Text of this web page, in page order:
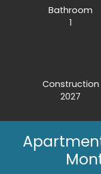
Bathroom
1
Construction
2027